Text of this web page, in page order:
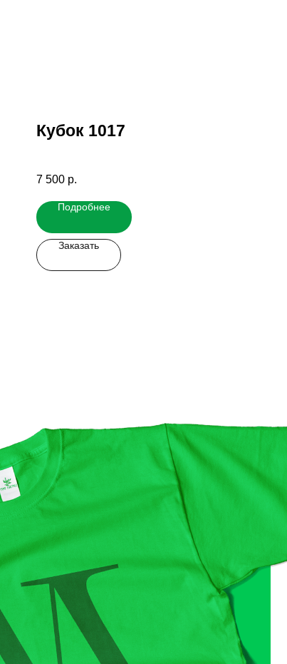
Кубок 1017
7 500 р.
Подробнее
Заказать